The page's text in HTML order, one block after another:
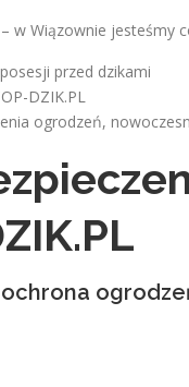
w Wiązownie jesteśmy
przed dzikami
DZIK.PL
ogrodzeń,